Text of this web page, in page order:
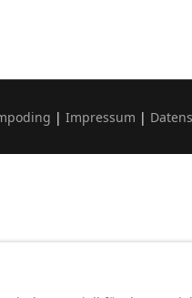
| Impressum |